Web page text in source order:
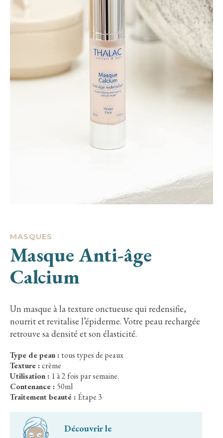
MASQUES
Masque Anti-âge
Calcium
Un masque à la texture onctueuse qui redensifie,
nourrit et revitalise l’épiderme. Votre peau rechargée
retrouve sa densité et son élasticité.
Type de peau : tous types de peaux
Texture :crème
Utilisation : 1 à 2 fois par semaine.
Contenance : 50ml
Traitement beauté : Étape 3
Découvrir le